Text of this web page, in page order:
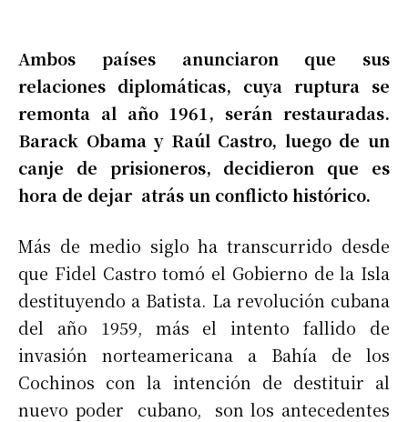
Ambos países anunciaron que sus
relaciones diplomáticas, cuya ruptura se
remonta al año 1961, serán restauradas.
Barack Obama y Raúl Castro, luego de un
canje de prisioneros, decidieron que es
hora de dejar atrás un conflicto histórico.
Más de medio siglo ha transcurrido desde
que Fidel Castro tomó el Gobierno de la Isla
destituyendo a Batista. La revolución cubana
del año 1959, más el intento fallido de
invasión norteamericana a Bahía de los
Cochinos con la intención de destituir al
nuevo poder cubano, son los antecedentes